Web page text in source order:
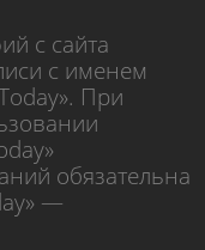
с сайта
с именем
При
обязательна
—